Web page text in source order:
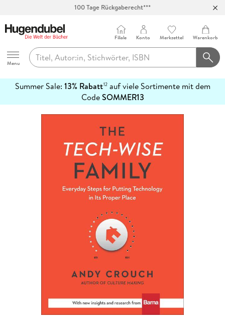
100 Tage Rückgaberecht***
Hugendubel
Menu
Filiale Konto Merkzettel Warenkorb
Summer Sale: 13% Rabatt12auf viele Sortimente mit dem
CodeSOMMER13
erfahren